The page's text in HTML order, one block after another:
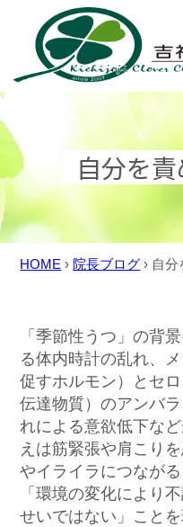
content
自分を
HOME › 院長ブログ › 自分
「季節性うつ」の背
る体内時計の乱れ、
促すホルモン）とセ
伝達物質）のアンバ
れによる意欲低下な
えは筋緊張や肩こり
やイライラにつなが
「環境の変化により
せいではない」こと